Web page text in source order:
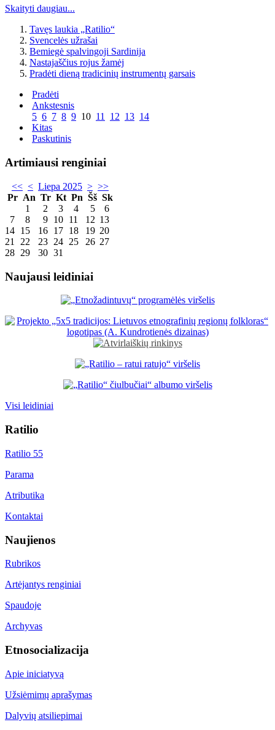
Skaityti daugiau...
Tavęs laukia „Ratilio“
Svencelės užrašai
Bemiegė spalvingoji Sardinija
Nastajaščius rojus žamėj
Pradėti dieną tradicinių instrumentų garsais
Pradėti
Ankstesnis
5 6 7 8 9 10 11 12 13 14
Kitas
Paskutinis
Artimiausi renginiai
<< < Liepa 2025 > >>
Pr An Tr Kt Pn Šš Sk
1
2 3 4 5
6
7
8 9 10 11 12 13
14 15 16 17 18 19 20
21
22 23 24 25 26 27
28 29 30 31
Naujausi leidiniai
Visi leidiniai
Ratilio
Ratilio 55
Parama
Atributika
Kontaktai
Naujienos
Rubrikos
Artėjantys renginiai
Spaudoje
Archyvas
Etnosocializacija
Apie iniciatyvą
Užsiėmimų aprašymas
Dalyvių atsiliepimai